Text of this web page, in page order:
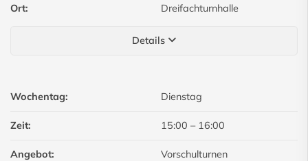
Ort: Dreifachturnhalle
Details
Wochentag: Dienstag
Zeit: 15:00 – 16:00
Angebot: Vorschulturnen